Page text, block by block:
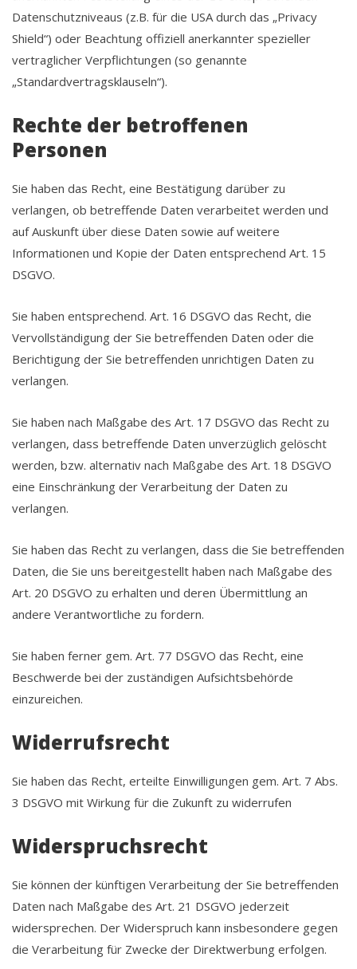
Datenschutzniveaus (z.B. für die USA durch das „Privacy
Shield“) oder Beachtung offiziell anerkannter spezieller
vertraglicher Verpflichtungen (so genannte
„Standardvertragsklauseln“).
Rechte der betroffenen
Personen
Sie haben das Recht, eine Bestätigung darüber zu
verlangen, ob betreffende Daten verarbeitet werden und
auf Auskunft über diese Daten sowie auf weitere
Informationen und Kopie der Daten entsprechend Art. 15
DSGVO.
Sie haben entsprechend. Art. 16 DSGVO das Recht, die
Vervollständigung der Sie betreffenden Daten oder die
Berichtigung der Sie betreffenden unrichtigen Daten zu
verlangen.
Sie haben nach Maßgabe des Art. 17 DSGVO das Recht zu
verlangen, dass betreffende Daten unverzüglich gelöscht
werden, bzw. alternativ nach Maßgabe des Art. 18 DSGVO
eine Einschränkung der Verarbeitung der Daten zu
verlangen.
Sie haben das Recht zu verlangen, dass die Sie betreffenden
Daten, die Sie uns bereitgestellt haben nach Maßgabe des
Art. 20 DSGVO zu erhalten und deren Übermittlung an
andere Verantwortliche zu fordern.
Sie haben ferner gem. Art. 77 DSGVO das Recht, eine
Beschwerde bei der zuständigen Aufsichtsbehörde
einzureichen.
Widerrufsrecht
Sie haben das Recht, erteilte Einwilligungen gem. Art. 7 Abs.
3 DSGVO mit Wirkung für die Zukunft zu widerrufen
Widerspruchsrecht
Sie können der künftigen Verarbeitung der Sie betreffenden
Daten nach Maßgabe des Art. 21 DSGVO jederzeit
widersprechen. Der Widerspruch kann insbesondere gegen
die Verarbeitung für Zwecke der Direktwerbung erfolgen.